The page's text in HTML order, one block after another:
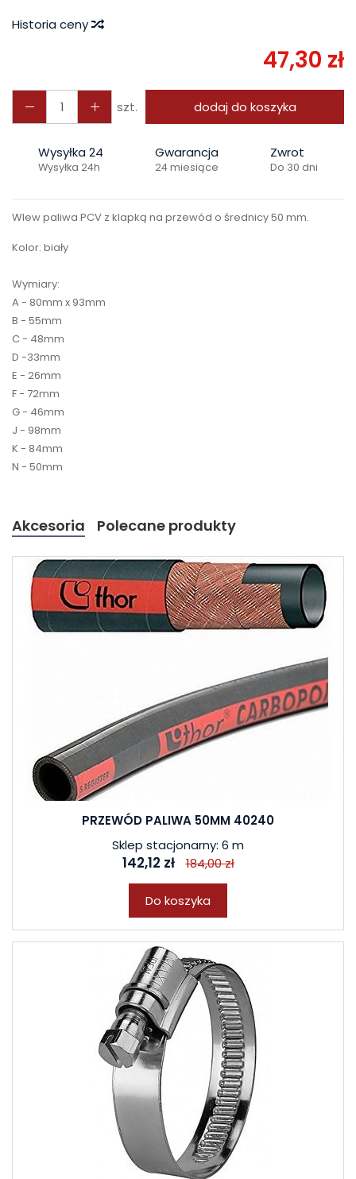
Historia ceny
47,30 zł
szt. dodaj do koszyka
Wysyłka 24
Wysyłka 24h
Gwarancja
24 miesiące
Zwrot
Do 30 dni
Wlew paliwa PCV z klapką na przewód o średnicy 50 mm.
Kolor: biały
Wymiary:
A - 80mm x 93mm
B - 55mm
C - 48mm
D -33mm
E - 26mm
F - 72mm
G - 46mm
J - 98mm
K - 84mm
N - 50mm
Akcesoria Polecane produkty
PRZEWÓD PALIWA 50MM 40240
Sklep stacjonarny: 6 m
142,12 zł 184,00 zł
Do koszyka